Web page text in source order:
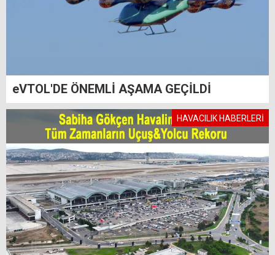
eVTOL'DE ÖNEMLİ AŞAMA GEÇİLDİ
HAVACILIK HABERLERİ